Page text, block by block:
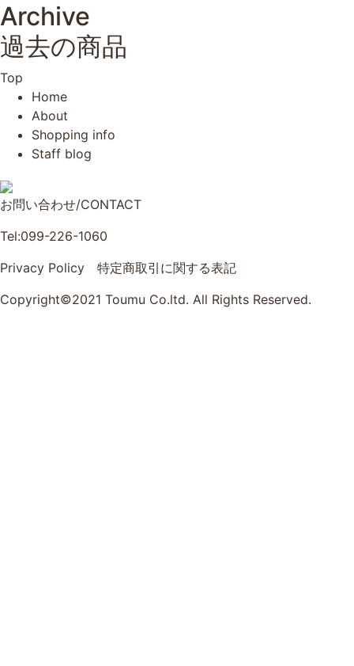
Archive
過去の商品
Top
Home
About
Shopping info
Staff blog
お問い合わせ/CONTACT
Tel:099-226-1060
Privacy Policy
特定商取引に関する表記
Copyright©2021 Toumu Co.ltd. All Rights Reserved.